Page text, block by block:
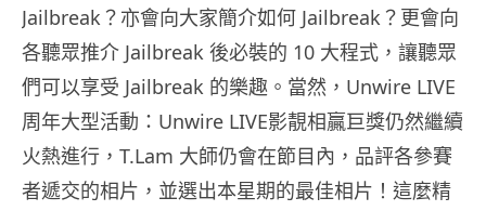
Jailbreak？亦會向大家簡介如何 Jailbreak？更會向
各聽眾推介 Jailbreak 後必裝的 10 大程式，讓聽眾
們可以享受 Jailbreak 的樂趣。當然，Unwire LIVE
周年大型活動：Unwire LIVE影靚相贏巨獎仍然繼續
火熱進行，T.Lam 大師仍會在節目內，品評各參賽
者遞交的相片，並選出本星期的最佳相片！這麼精